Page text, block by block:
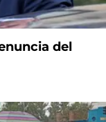
del